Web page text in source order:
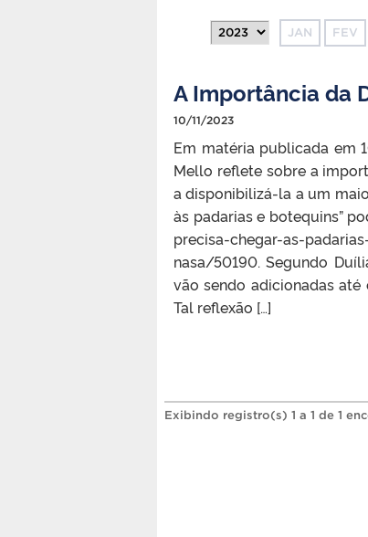
JAN FEV
A Importância da
10/11/2023
Em matéria publicada em
Mello reflete sobre a
a disponibilizá-la a um
às padarias e botequins”
precisa-chegar-as-
nasa/50190. Segundo
vão sendo adicionadas até
Tal reflexão […]
Exibindo registro(s) 1 a 1 de 1